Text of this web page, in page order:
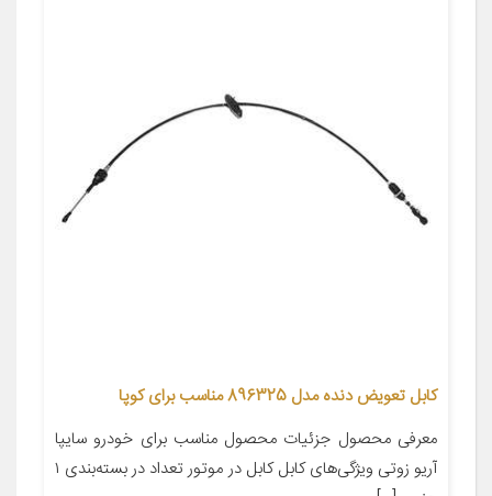
کابل تعویض دنده مدل 896325 مناسب برای کوپا
معرفی محصول جزئیات محصول مناسب برای خودرو سایپا
آریو زوتی ویژگی‌های کابل کابل در موتور تعداد در بسته‌بندی ۱